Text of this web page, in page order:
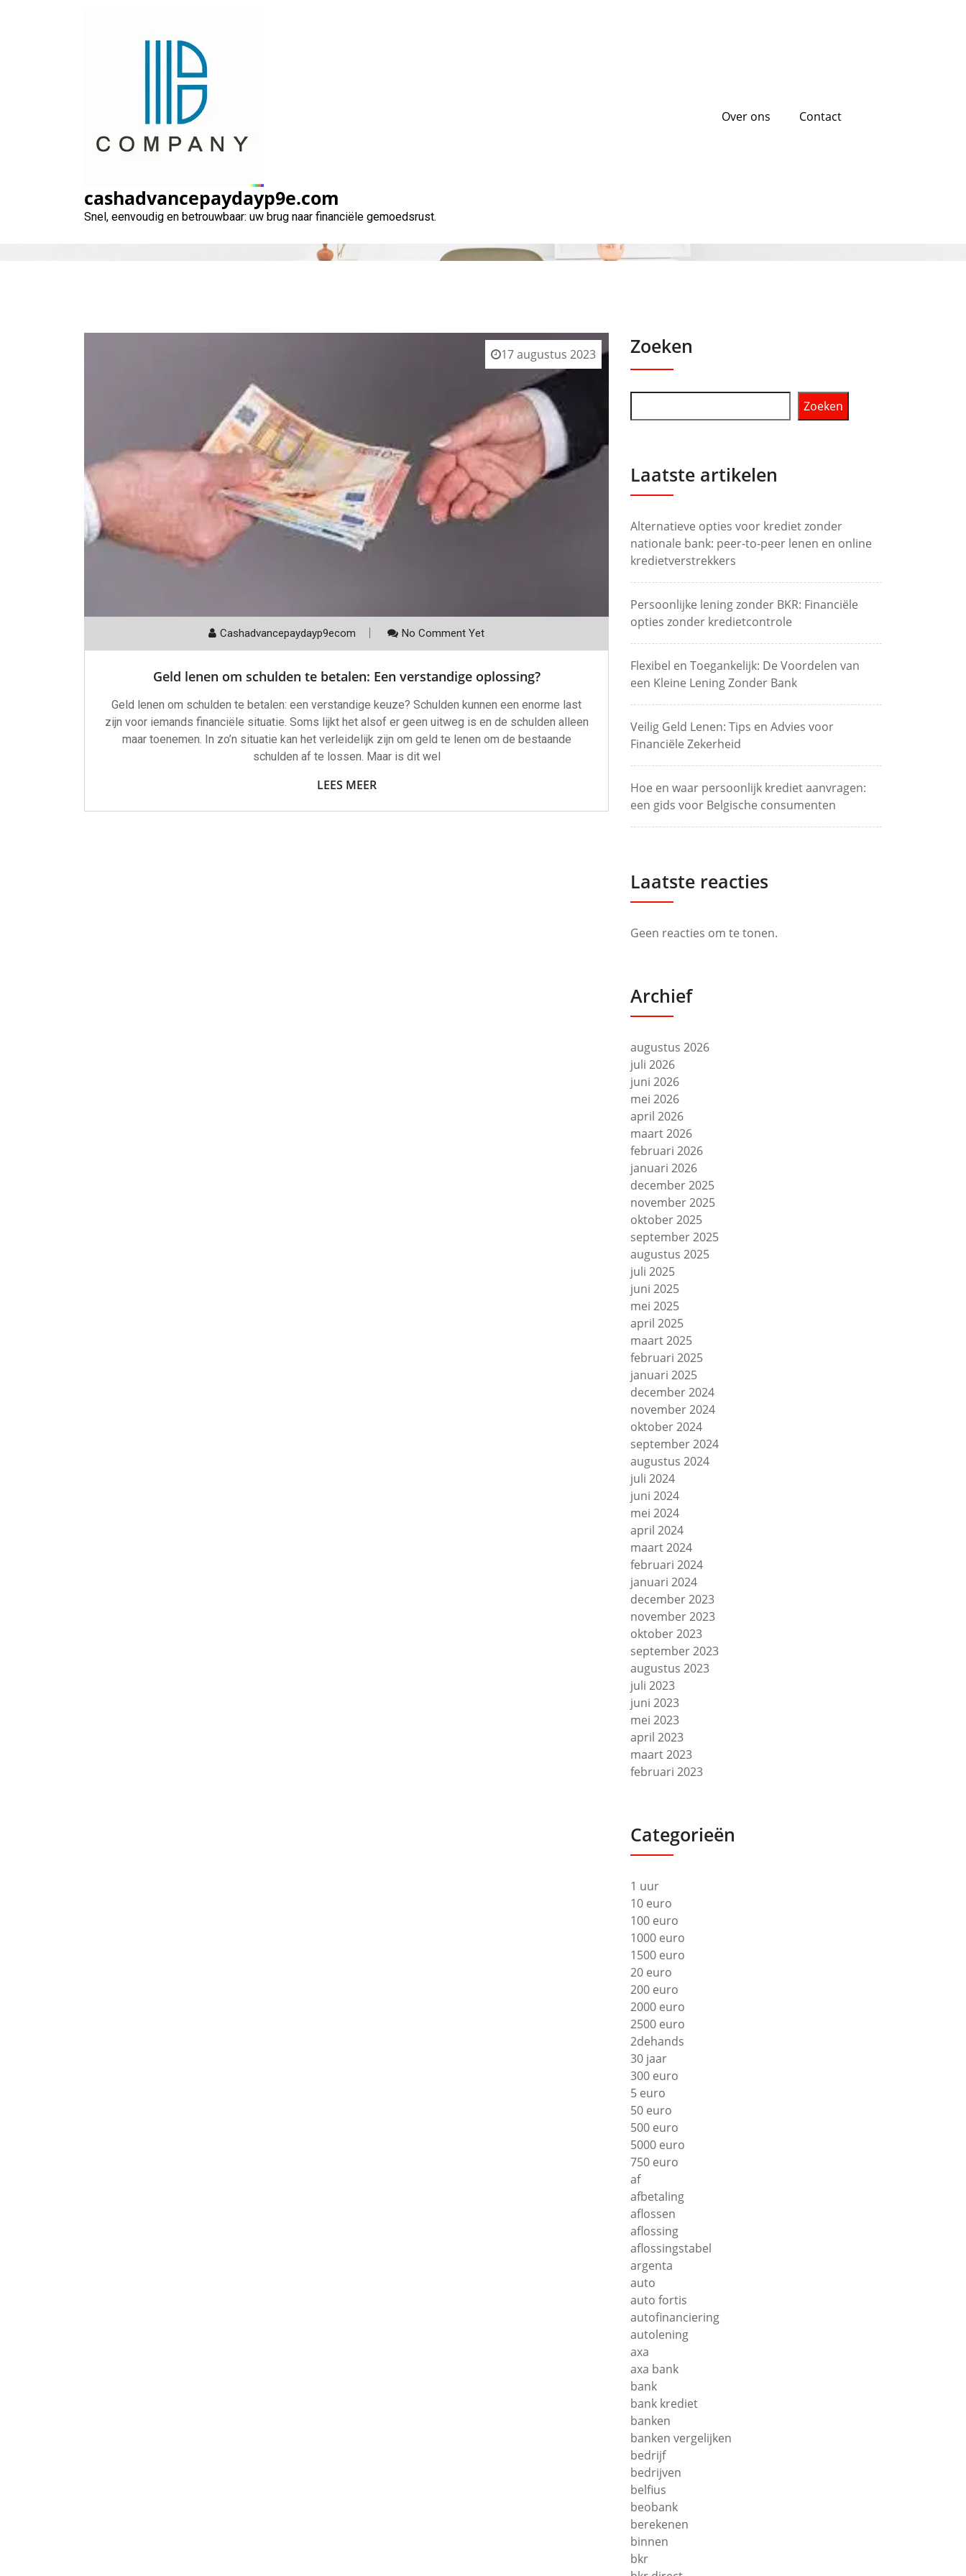
cashadvancepaydayp9e.com
Snel, eenvoudig en betrouwbaar: uw brug naar financiële gemoedsrust.
Over ons Contact
17 augustus 2023
Cashadvancepaydayp9ecom No Comment Yet
Geld lenen om schulden te betalen: Een verstandige oplossing?
Geld lenen om schulden te betalen: een verstandige keuze? Schulden kunnen een enorme last
zijn voor iemands financiële situatie. Soms lijkt het alsof er geen uitweg is en de schulden alleen
maar toenemen. In zo’n situatie kan het verleidelijk zijn om geld te lenen om de bestaande
schulden af te lossen. Maar is dit wel
LEES MEER
Zoeken
Zoeken
Laatste artikelen
Alternatieve opties voor krediet zonder
nationale bank: peer-to-peer lenen en online
kredietverstrekkers
Persoonlijke lening zonder BKR: Financiële
opties zonder kredietcontrole
Flexibel en Toegankelijk: De Voordelen van
een Kleine Lening Zonder Bank
Veilig Geld Lenen: Tips en Advies voor
Financiële Zekerheid
Hoe en waar persoonlijk krediet aanvragen:
een gids voor Belgische consumenten
Laatste reacties
Geen reacties om te tonen.
Archief
augustus 2026
juli 2026
juni 2026
mei 2026
april 2026
maart 2026
februari 2026
januari 2026
december 2025
november 2025
oktober 2025
september 2025
augustus 2025
juli 2025
juni 2025
mei 2025
april 2025
maart 2025
februari 2025
januari 2025
december 2024
november 2024
oktober 2024
september 2024
augustus 2024
juli 2024
juni 2024
mei 2024
april 2024
maart 2024
februari 2024
januari 2024
december 2023
november 2023
oktober 2023
september 2023
augustus 2023
juli 2023
juni 2023
mei 2023
april 2023
maart 2023
februari 2023
Categorieën
1 uur
10 euro
100 euro
1000 euro
1500 euro
20 euro
200 euro
2000 euro
2500 euro
2dehands
30 jaar
300 euro
5 euro
50 euro
500 euro
5000 euro
750 euro
af
afbetaling
aflossen
aflossing
aflossingstabel
argenta
auto
auto fortis
autofinanciering
autolening
axa
axa bank
bank
bank krediet
banken
banken vergelijken
bedrijf
bedrijven
belfius
beobank
berekenen
binnen
bkr